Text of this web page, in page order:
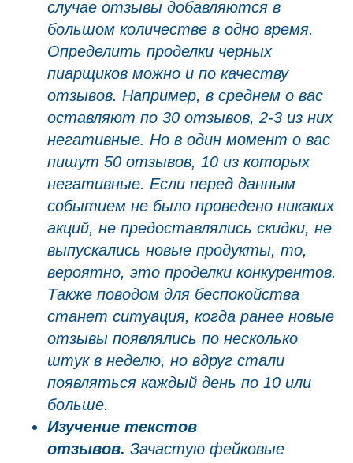
случае отзывы добавляются в
большом количестве в одно время.
Определить проделки черных
пиарщиков можно и по качеству
отзывов. Например, в среднем о вас
оставляют по 30 отзывов, 2-3 из них
негативные. Но в один момент о вас
пишут 50 отзывов, 10 из которых
негативные. Если перед данным
событием не было проведено никаких
акций, не предоставлялись скидки, не
выпускались новые продукты, то,
вероятно, это проделки конкурентов.
Также поводом для беспокойства
станет ситуация, когда ранее новые
отзывы появлялись по несколько
штук в неделю, но вдруг стали
появляться каждый день по 10 или
больше.
Изучение текстов
отзывов. Зачастую фейковые